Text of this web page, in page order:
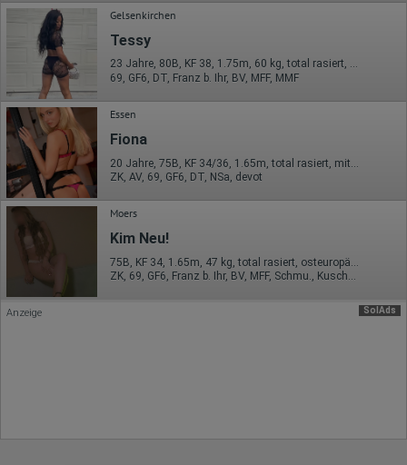
Sprachinformationen
Gerätebestriebssystem
Browser-Typ
Klicks
Domain-Name
Eindeutige Benutzerkennung
Antworten auf Umfragen
Ort der Verarbeitung:
Europäische Union
Rechtliche Grundlage der Verarbeitung
Art. 6 Abs. 1 S. 1 lit. a DSGVO
Gelsenkirchen
Tessy
23 Jahre, 80B, KF 38, 1.75m, 60 kg, total rasiert, exotisch
69, GF6, DT, Franz b. Ihr, BV, MFF, MMF
Essen
Fiona
ZK, AV, 69, GF6, DT, NSa, devot
Moers
Kim Neu!
75B, KF 34, 1.65m, 47 kg, total rasiert, osteuropäisch
ZK, 69, GF6, Franz b. Ihr, BV, MFF, Schmu., Kuscheln
SolAds
Anzeige